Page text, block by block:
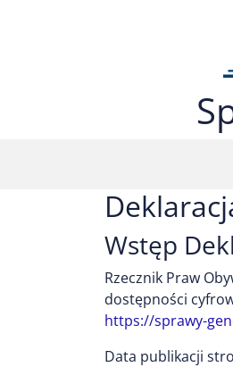
Przejdź do menu głównego
Przejdź do mapy serwisu (nacisnij
Wstęp
Rzecznik Praw
dostępności
https://sprawy-
Data publikacji